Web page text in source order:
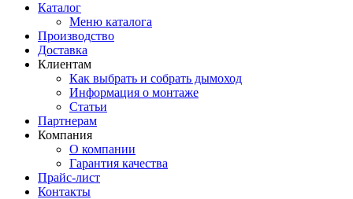
Каталог
Меню каталога
Производство
Доставка
Клиентам
Как выбрать и собрать дымоход
Информация о монтаже
Статьи
Партнерам
Компания
О компании
Гарантия качества
Прайс-лист
Контакты